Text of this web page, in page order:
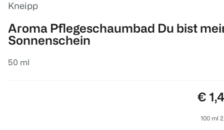
Kneipp
Aroma Pflegeschaumbad Du bist
Sonnenschein
50 ml
€
100 ml